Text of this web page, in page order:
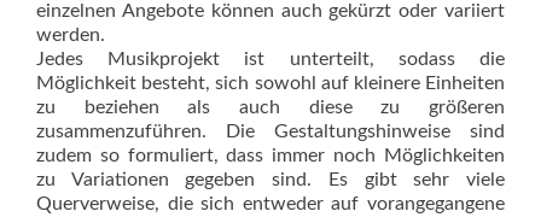
einzelnen Angebote können auch gekürzt oder variiert
werden.
Jedes Musikprojekt ist unterteilt, sodass die
Möglichkeit besteht, sich sowohl auf kleinere Einheiten
zu beziehen als auch diese zu größeren
zusammenzuführen. Die Gestaltungshinweise sind
zudem so formuliert, dass immer noch Möglichkeiten
zu Variationen gegeben sind. Es gibt sehr viele
Querverweise, die sich entweder auf vorangegangene